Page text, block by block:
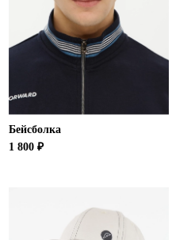
Бейсболка
1 800 ₽